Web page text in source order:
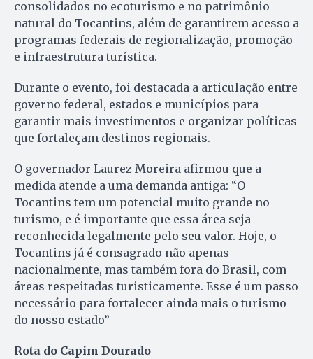
consolidados no ecoturismo e no patrimônio
natural do Tocantins, além de garantirem acesso a
programas federais de regionalização, promoção
e infraestrutura turística.
Durante o evento, foi destacada a articulação entre
governo federal, estados e municípios para
garantir mais investimentos e organizar políticas
que fortaleçam destinos regionais.
O governador Laurez Moreira afirmou que a
medida atende a uma demanda antiga: “O
Tocantins tem um potencial muito grande no
turismo, e é importante que essa área seja
reconhecida legalmente pelo seu valor. Hoje, o
Tocantins já é consagrado não apenas
nacionalmente, mas também fora do Brasil, com
áreas respeitadas turisticamente. Esse é um passo
necessário para fortalecer ainda mais o turismo
do nosso estado”
Rota do Capim Dourado